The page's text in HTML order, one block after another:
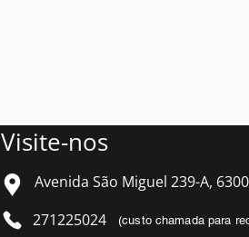
Visite-nos
Avenida São Miguel 239-A,
271225024
(custo chamada para